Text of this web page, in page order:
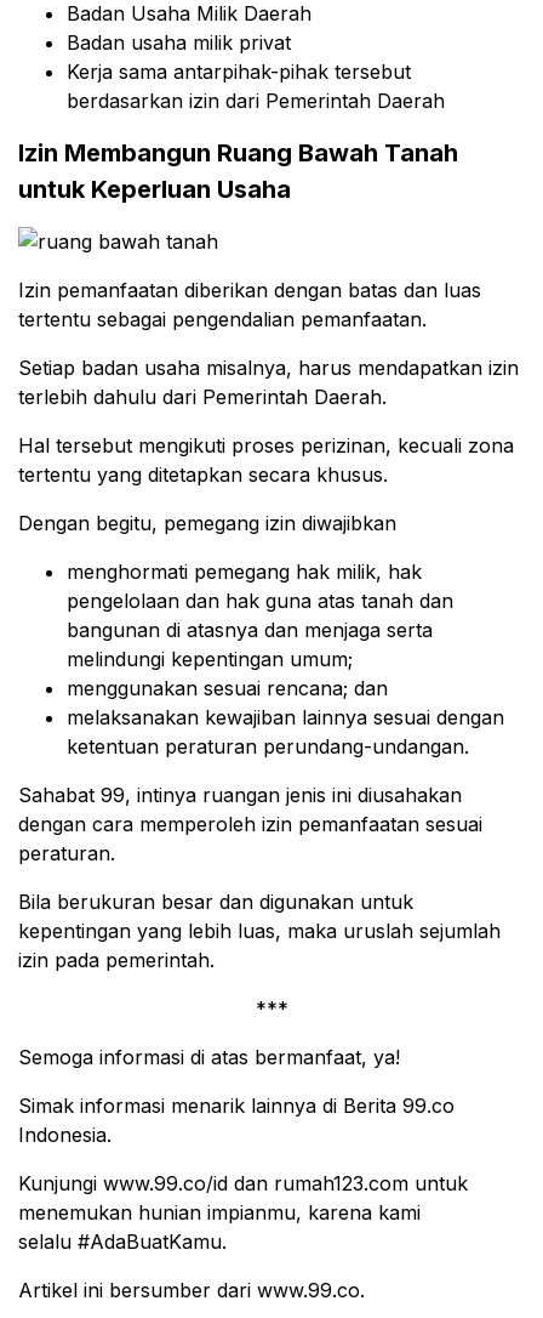
Badan Usaha Milik Daerah
Badan usaha milik privat
Kerja sama antarpihak-pihak tersebut
berdasarkan izin dari Pemerintah Daerah
Izin Membangun Ruang Bawah Tanah
untuk Keperluan Usaha
Izin pemanfaatan diberikan dengan batas dan luas
tertentu sebagai pengendalian pemanfaatan.
Setiap badan usaha misalnya, harus mendapatkan izin
terlebih dahulu dari Pemerintah Daerah.
Hal tersebut mengikuti proses perizinan, kecuali zona
tertentu yang ditetapkan secara khusus.
Dengan begitu, pemegang izin diwajibkan
menghormati pemegang hak milik, hak
pengelolaan dan hak guna atas tanah dan
bangunan di atasnya dan menjaga serta
melindungi kepentingan umum;
menggunakan sesuai rencana; dan
melaksanakan kewajiban lainnya sesuai dengan
ketentuan peraturan perundang-undangan.
Sahabat 99, intinya ruangan jenis ini diusahakan
dengan cara memperoleh izin pemanfaatan sesuai
peraturan.
Bila berukuran besar dan digunakan untuk
kepentingan yang lebih luas, maka uruslah sejumlah
izin pada pemerintah.
***
Semoga informasi di atas bermanfaat, ya!
Simak informasi menarik lainnya di Berita 99.co
Indonesia.
Kunjungi www.99.co/id dan rumah123.com untuk
menemukan hunian impianmu, karena kami
selalu #AdaBuatKamu.
Artikel ini bersumber dari www.99.co.